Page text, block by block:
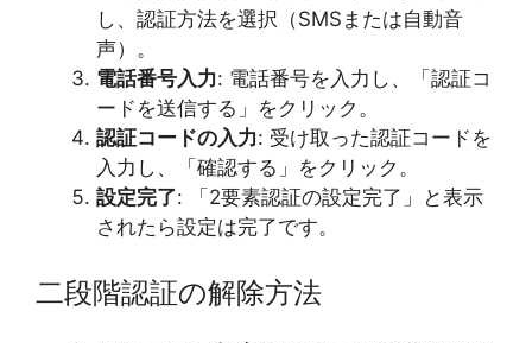
し、認証方法を選択（SMSまたは自動音
声）。
電話番号入力: 電話番号を入力し、「認証コ
ードを送信する」をクリック。
認証コードの入力: 受け取った認証コードを
入力し、「確認する」をクリック。
設定完了: 「2要素認証の設定完了」と表示
されたら設定は完了です。
二段階認証の解除方法